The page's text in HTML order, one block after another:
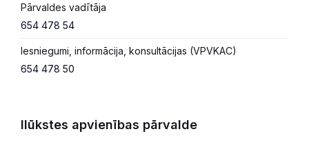
Pārvaldes vadītāja
654 478 54
Iesniegumi, informācija, konsultācijas (VPVKAC)
654 478 50
Ilūkstes apvienības pārvalde